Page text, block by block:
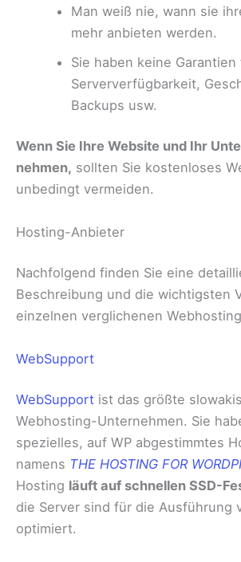
Man weiß nie, wann sie
mehr anbieten werden.
Sie haben keine Garantien
Serververfügbarkeit,
Backups usw.
Wenn Sie Ihre Website und Ihr
nehmen, sollten Sie kostenloses
unbedingt vermeiden.
Hosting-Anbieter
Nachfolgend finden Sie eine
Beschreibung und die wichtigsten
einzelnen verglichenen
WebSupport
WebSupport ist das größte
Webhosting-Unternehmen. Sie
spezielles, auf WP abgestimmtes
namens THE HOSTING FOR
Hosting läuft auf schnellen SSD-
die Server sind für die Ausführung
optimiert.